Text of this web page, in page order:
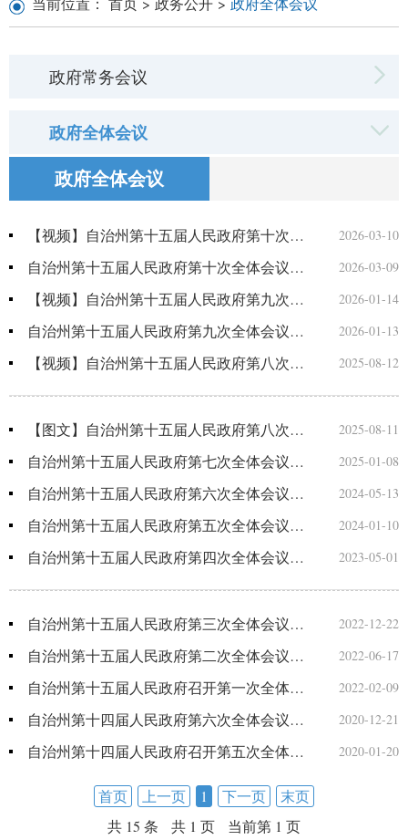
政府常务会议
政府全体会议
政府全体会议
2026-03-10
【视频】自治州第十五届人民政府第十次全体会议召开
2026-03-09
自治州第十五届人民政府第十次全体会议召开
2026-01-14
【视频】自治州第十五届人民政府第九次全体会议召开
2026-01-13
自治州第十五届人民政府第九次全体会议召开
2025-08-12
【视频】自治州第十五届人民政府第八次全体会议召开
2025-08-11
【图文】自治州第十五届人民政府第八次全体会议召开
2025-01-08
自治州第十五届人民政府第七次全体会议召开
2024-05-13
自治州第十五届人民政府第六次全体会议暨全州经济运行调度会召开
2024-01-10
自治州第十五届人民政府第五次全体会议召开
2023-05-01
自治州第十五届人民政府第四次全体会议暨2023年一季度经济运行分析会议召开
2022-12-22
自治州第十五届人民政府第三次全体会议召开
2022-06-17
自治州第十五届人民政府第二次全体会议暨第一次廉政工作会议召开
2022-02-09
自治州第十五届人民政府召开第一次全体会议
2020-12-21
自治州第十四届人民政府第六次全体会议召开
2020-01-20
自治州第十四届人民政府召开第五次全体会议
首页 上一页 1 下一页
末页
共 15 条
共 1 页 当前第 1 页